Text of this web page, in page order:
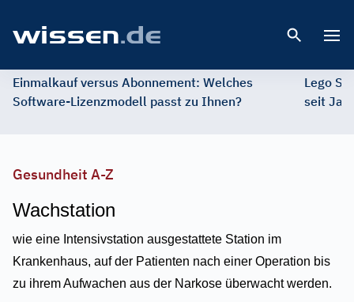
Einmalkauf versus Abonnement: Welches
Software-Lizenzmodell passt zu Ihnen?
Lego
seit
Gesundheit A-Z
Wachstation
wie eine Intensivstation ausgestattete Station im
Krankenhaus, auf der Patienten nach einer Operation bis
zu ihrem Aufwachen aus der Narkose überwacht werden.